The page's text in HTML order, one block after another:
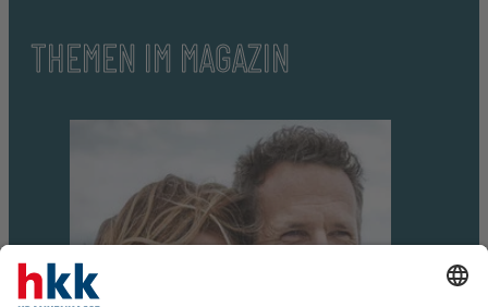
THEMEN IM MAGAZIN